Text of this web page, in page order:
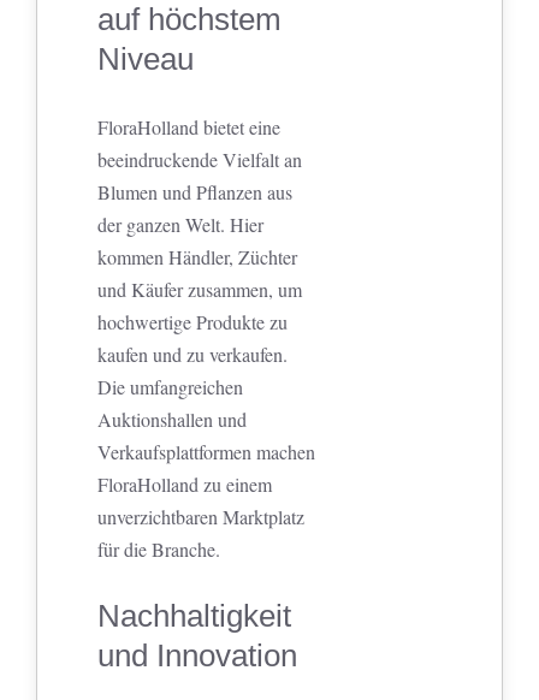
auf höchstem
Niveau
FloraHolland bietet eine
beeindruckende Vielfalt an
Blumen und Pflanzen aus
der ganzen Welt. Hier
kommen Händler, Züchter
und Käufer zusammen, um
hochwertige Produkte zu
kaufen und zu verkaufen.
Die umfangreichen
Auktionshallen und
Verkaufsplattformen machen
FloraHolland zu einem
unverzichtbaren Marktplatz
für die Branche.
Nachhaltigkeit
und Innovation